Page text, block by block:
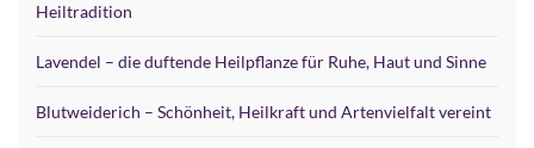
Heiltradition
Lavendel – die duftende Heilpflanze für Ruhe, Haut und Sinne
Blutweiderich – Schönheit, Heilkraft und Artenvielfalt vereint